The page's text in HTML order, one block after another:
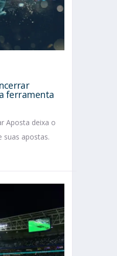
ferramenta
Aposta deixa o
apostas.